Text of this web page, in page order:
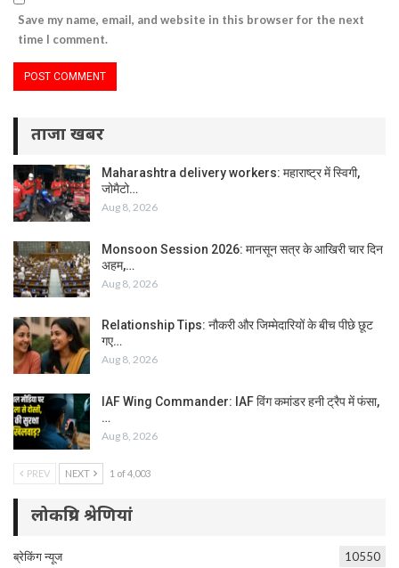
Save my name, email, and website in this browser for the next
time I comment.
ताजा खबर
Maharashtra delivery workers: महाराष्ट्र में स्विगी,
जोमैटो…
Aug 8, 2026
Monsoon Session 2026: मानसून सत्र के आखिरी चार दिन
अहम,…
Aug 8, 2026
Relationship Tips: नौकरी और जिम्मेदारियों के बीच पीछे छूट
गए…
Aug 8, 2026
IAF Wing Commander: IAF विंग कमांडर हनी ट्रैप में फंसा,
…
Aug 8, 2026
PREV NEXT 1 of 4,003
लोकप्रिय श्रेणियां
ब्रेकिंग न्यूज 10550